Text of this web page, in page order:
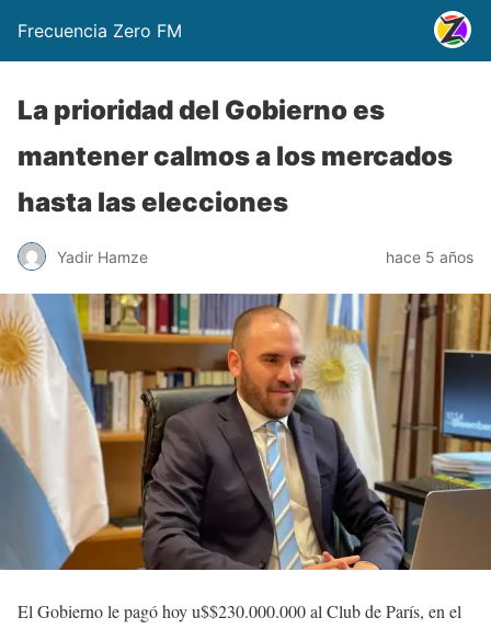
Frecuencia Zero FM
La prioridad del Gobierno es
mantener calmos a los mercados
hasta las elecciones
Yadir Hamze hace 5 años
El Gobierno le pagó hoy u$$230.000.000 al Club de París, en el